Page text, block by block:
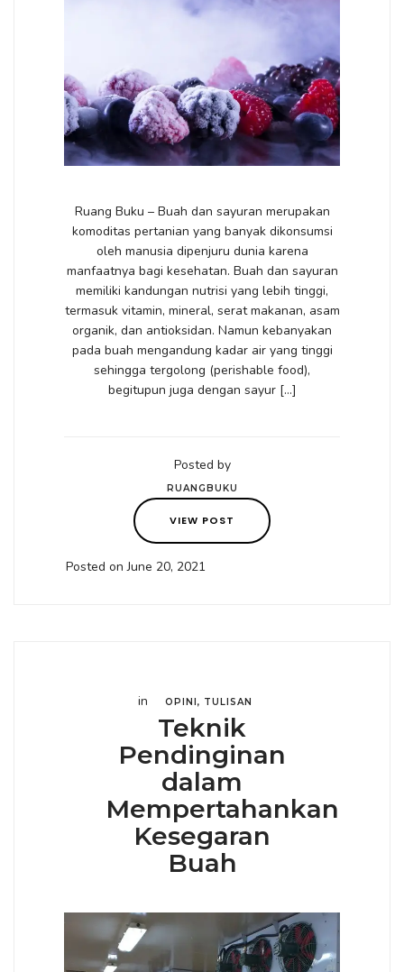
Ruang Buku – Buah dan sayuran merupakan
komoditas pertanian yang banyak dikonsumsi
oleh manusia dipenjuru dunia karena
manfaatnya bagi kesehatan. Buah dan sayuran
memiliki kandungan nutrisi yang lebih tinggi,
termasuk vitamin, mineral, serat makanan, asam
organik, dan antioksidan. Namun kebanyakan
pada buah mengandung kadar air yang tinggi
sehingga tergolong (perishable food),
begitupun juga dengan sayur […]
Posted by
RUANGBUKU
VIEW POST
Posted on June 20, 2021
in OPINI, TULISAN
Teknik
Pendinginan
dalam
Mempertahankan
Kesegaran
Buah